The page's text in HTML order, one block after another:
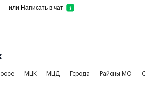
или Написать в чат
МЦК МЦД Города Районы МО